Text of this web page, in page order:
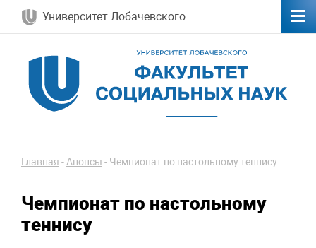
Университет Лобачевского
Главная -Анонсы - Чемпионат по настольному теннису
Чемпионат по настольному
теннису